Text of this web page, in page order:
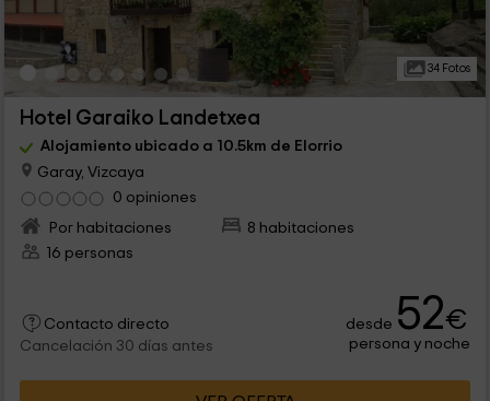
34 Fotos
Hotel Garaiko Landetxea
Alojamiento ubicado a 10.5km de Elorrio
Garay, Vizcaya
0 opiniones
Por habitaciones
8 habitaciones
16 personas
Contacto directo
Cancelación 30 días antes
desde 52€
persona y noche